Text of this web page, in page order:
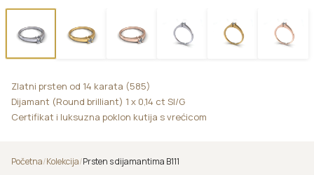
Zlatni prsten od 14 karata (585)
Dijamant (Round brilliant) 1 x 0,14 ct SI/G
Certifikat i luksuzna poklon kutija s vrećicom
Početna/Kolekcija/Prsten s dijamantima B111